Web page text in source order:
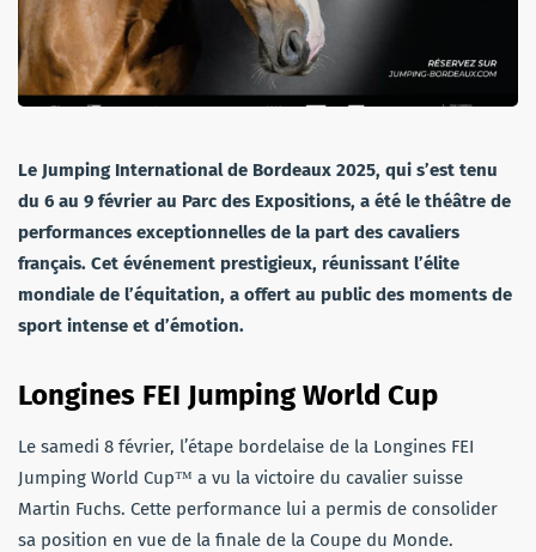
Le Jumping International de Bordeaux 2025, qui s’est tenu
du 6 au 9 février au Parc des Expositions, a été le théâtre de
performances exceptionnelles de la part des cavaliers
français. Cet événement prestigieux, réunissant l’élite
mondiale de l’équitation, a offert au public des moments de
sport intense et d’émotion.
Longines FEI Jumping World Cup
Le samedi 8 février, l’étape bordelaise de la Longines FEI
Jumping World Cup™ a vu la victoire du cavalier suisse
Martin Fuchs. Cette performance lui a permis de consolider
sa position en vue de la finale de la Coupe du Monde.